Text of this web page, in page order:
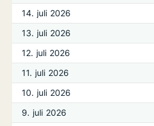
14. juli 2026
13. juli 2026
12. juli 2026
11. juli 2026
10. juli 2026
9. juli 2026